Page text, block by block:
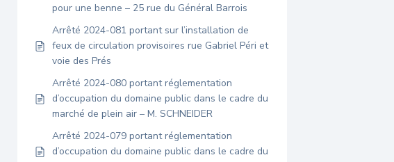
pour une benne – 25 rue du Général Barrois
Arrêté 2024-081 portant sur l’installation de
feux de circulation provisoires rue Gabriel Péri et
voie des Prés
Arrêté 2024-080 portant réglementation
d’occupation du domaine public dans le cadre du
marché de plein air – M. SCHNEIDER
Arrêté 2024-079 portant réglementation
d’occupation du domaine public dans le cadre du